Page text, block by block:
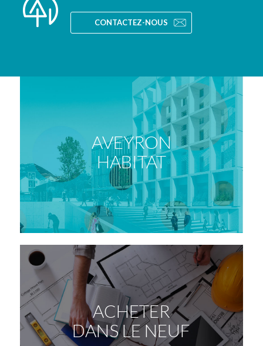
CONTACTEZ-NOUS
AVEYRON
HABITAT
ACHETER
DANS LE NEUF